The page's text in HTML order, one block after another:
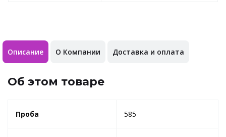
Описание О Компании Доставка и оплата
Об этом товаре
Проба 585